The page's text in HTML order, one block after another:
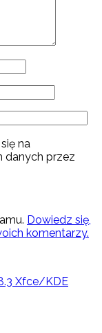
na
danych przez
Dowiedz się,
komentarzy.
Xfce/KDE